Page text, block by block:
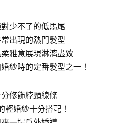
少不了的低馬尾
出現的熱門髮型
雅意展現淋漓盡致
紗時的定番髮型之一！
修飾脖頸線條
輕婚紗十分搭配！